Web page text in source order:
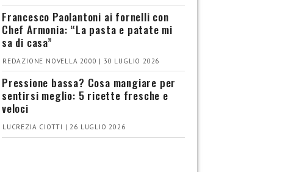
Francesco Paolantoni ai fornelli con
Chef Armonia: “La pasta e patate mi
sa di casa”
REDAZIONE NOVELLA 2000 | 30 LUGLIO 2026
Pressione bassa? Cosa mangiare per
sentirsi meglio: 5 ricette fresche e
veloci
LUCREZIA CIOTTI | 26 LUGLIO 2026